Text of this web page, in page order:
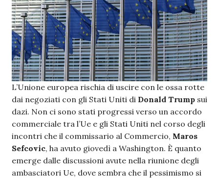
L’Unione europea rischia di uscire con le ossa rotte
dai negoziati con gli Stati Uniti di Donald Trump sui
dazi. Non ci sono stati progressi verso un accordo
commerciale tra l’Ue e gli Stati Uniti nel corso degli
incontri che il commissario al Commercio, Maros
Sefcovic, ha avuto giovedì a Washington. È quanto
emerge dalle discussioni avute nella riunione degli
ambasciatori Ue, dove sembra che il pessimismo si